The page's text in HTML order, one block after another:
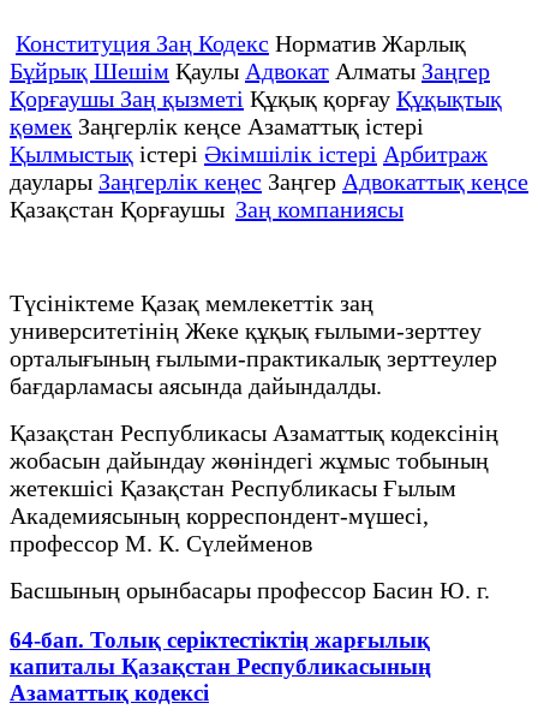
Конституция Заң Кодекс Норматив Жарлық
Бұйрық Шешім Қаулы Адвокат Алматы Заңгер
Қорғаушы Заң қызметі Құқық қорғау Құқықтық
қөмек Заңгерлік кеңсе Азаматтық істері
Қылмыстық істері Әкімшілік істері Арбитраж
даулары Заңгерлік кеңес Заңгер Адвокаттық кеңсе
Қазақстан Қорғаушы Заң компаниясы
Түсініктеме Қазақ мемлекеттік заң
университетінің Жеке құқық ғылыми-зерттеу
орталығының ғылыми-практикалық зерттеулер
бағдарламасы аясында дайындалды.
Қазақстан Республикасы Азаматтық кодексінің
жобасын дайындау жөніндегі жұмыс тобының
жетекшісі Қазақстан Республикасы Ғылым
Академиясының корреспондент-мүшесі,
профессор М. К. Сүлейменов
Басшының орынбасары профессор Басин Ю. г.
64-бап. Толық серiктестiктiң жарғылық
капиталы Қазақстан Республикасының
Азаматтық кодексi